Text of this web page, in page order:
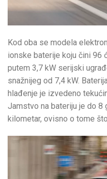
Kod oba se modela
ionske baterije koju čini 96
putem 3,7 kW serijski
snažnijeg od 7,4 kW.
hlađenje je izvedeno
Jamstvo na bateriju je do 8
kilometar, ovisno o tome